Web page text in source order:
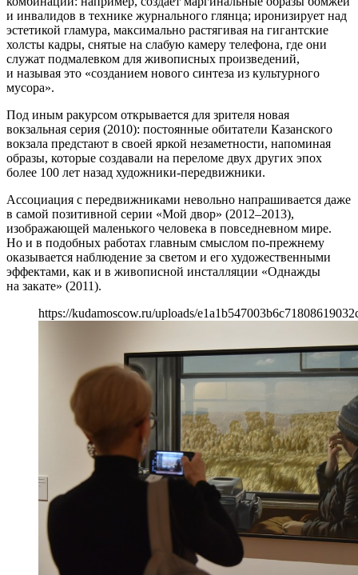
и инвалидов в технике журнального глянца; иронизирует над
эстетикой гламура, максимально растягивая на гигантские
холсты кадры, снятые на слабую камеру телефона, где они
служат подмалевком для живописных произведений,
и называя это «созданием нового синтеза из культурного
мусора».
Под иным ракурсом открывается для зрителя новая
вокзальная серия (2010): постоянные обитатели Казанского
вокзала предстают в своей яркой незаметности, напоминая
образы, которые создавали на переломе двух других эпох
более 100 лет назад художники-передвижники.
Ассоциация с передвижниками невольно напрашивается даже
в самой позитивной серии «Мой двор» (2012–2013),
изображающей маленького человека в повседневном мире.
Но и в подобных работах главным смыслом по-прежнему
оказывается наблюдение за светом и его художественными
эффектами, как и в живописной инсталляции «Однажды
на закате» (2011).
https://kudamoscow.ru/uploads/